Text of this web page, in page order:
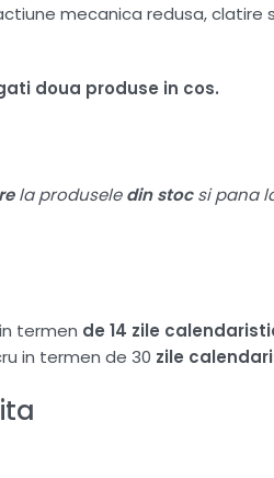
mecanica redusa, clatire
doua produse in cos.
la produseledin stocsi pana
termen de 14 zile
in termen de 30 zile